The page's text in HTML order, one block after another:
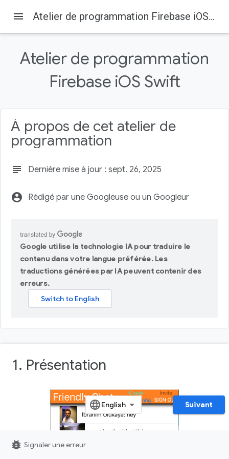
Firebase Codelabs
Sur cette page
1. Présentation
2. Obtenir l'exemple de code
3. Compiler l'application de démarrage
5. Identifier les utilisateurs
menu Atelier de programmation Firebase iOS Swift
Atelier de programmation
Firebase iOS Swift
À propos de cet atelier de
programmation
subject Dernière mise à jour : sept. 26, 2025
account_circle Rédigé par une Googleuse ou un Googleur
Google utilise la technologie IA pour traduire le
contenu dans votre langue préférée. Les
traductions générées par IA peuvent contenir des
erreurs.
1. Présentation
Suivant
bug_report Signaler une erreur